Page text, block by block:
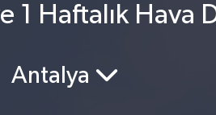
1 Haftalık Hava
Antalya